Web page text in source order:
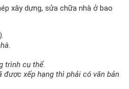
xây dựng, sửa chữa nhà ở bao
trình cụ thể.
xếp hạng thì phải có văn bản